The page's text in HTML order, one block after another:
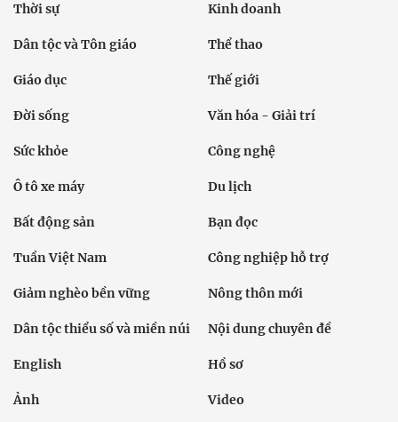
Thời sự Kinh doanh
Dân tộc và Tôn giáo Thể thao
Giáo dục Thế giới
Đời sống Văn hóa - Giải trí
Sức khỏe Công nghệ
Ô tô xe máy Du lịch
Bất động sản Bạn đọc
Tuần Việt Nam Công nghiệp hỗ trợ
Giảm nghèo bền vững Nông thôn mới
Dân tộc thiểu số và miền núi Nội dung chuyên đề
English Hồ sơ
Ảnh Video